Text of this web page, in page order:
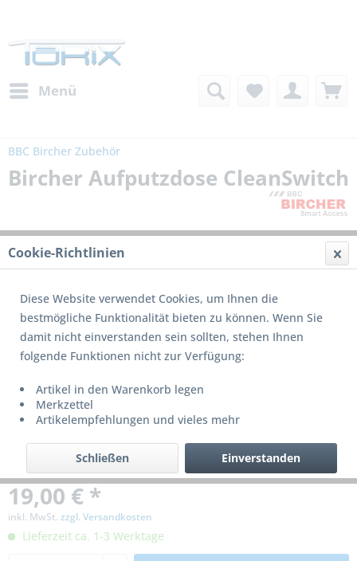
Menü
BBC Bircher Zubehör
Bircher Aufputzdose CleanSwitch
19,00 € *
inkl. MwSt. zzgl. Versandkosten
Lieferzeit ca. 1-3 Werktage
Cookie-Richtlinien
Diese Website verwendet Cookies, um Ihnen die
bestmögliche Funktionalität bieten zu können. Wenn Sie
damit nicht einverstanden sein sollten, stehen Ihnen
folgende Funktionen nicht zur Verfügung:
Artikel in den Warenkorb legen
Merkzettel
Artikelempfehlungen und vieles mehr
Einverstanden
Schließen